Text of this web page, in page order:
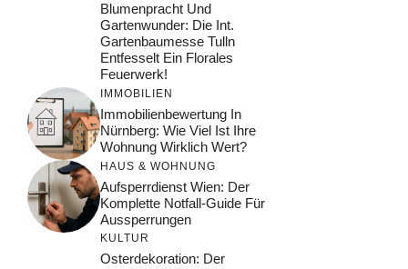
Blumenpracht Und
Gartenwunder: Die Int.
Gartenbaumesse Tulln
Entfesselt Ein Florales
Feuerwerk!
IMMOBILIEN
Immobilienbewertung In
Nürnberg: Wie Viel Ist Ihre
Wohnung Wirklich Wert?
HAUS & WOHNUNG
Aufsperrdienst Wien: Der
Komplette Notfall-Guide Für
Aussperrungen
KULTUR
Osterdekoration: Der